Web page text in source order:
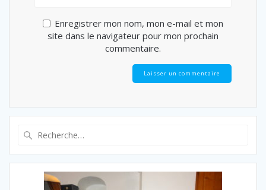
Enregistrer mon nom, mon e-mail et mon
site dans le navigateur pour mon prochain
commentaire.
: